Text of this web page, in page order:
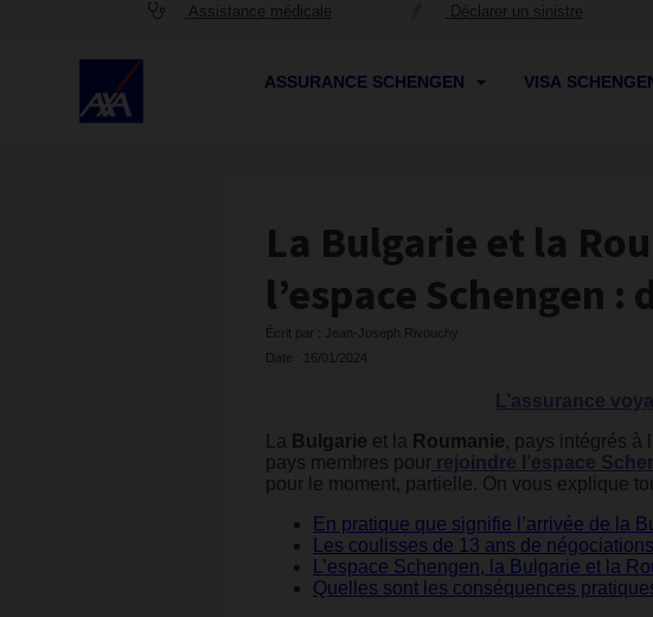
Assistance médicale Déclarer un sinistre
ASSURANCE SCHENGEN VISA
La Bulgarie et la
l’espace Schengen :
Écrit par : Jean-Joseph Rivouchy
Date : 16/01/2024
L’assurance
La Bulgarie et la Roumanie, pays intégrés à
pays membres pour rejoindre l’espace
pour le moment, partielle. On vous explique
En pratique que signifie l’arrivée de la
Les coulisses de 13 ans de
L’espace Schengen, la Bulgarie et la
Quelles sont les conséquences